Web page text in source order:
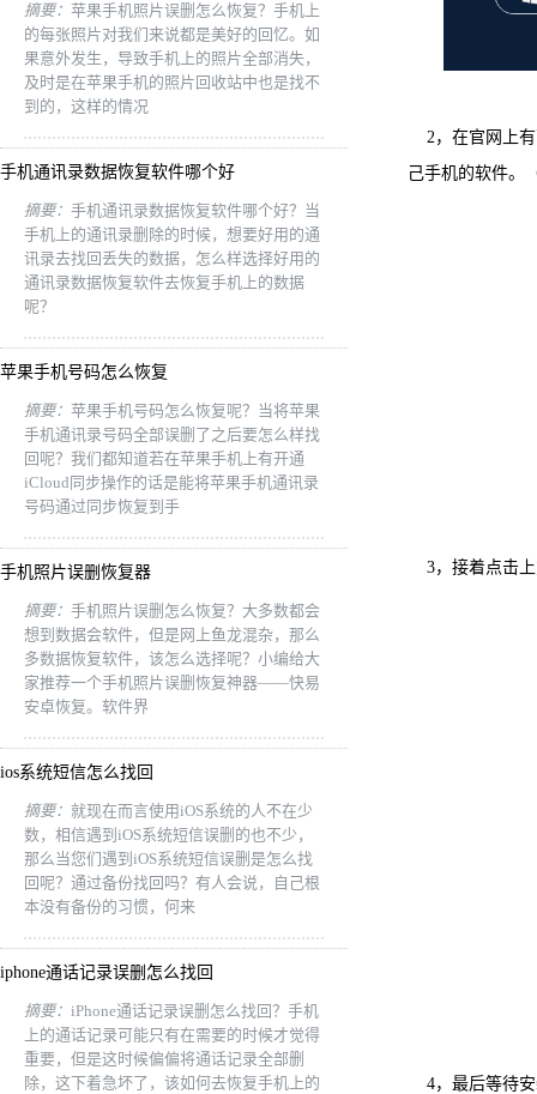
摘要： 苹果手机照片误删怎么恢复？手机上
的每张照片对我们来说都是美好的回忆。如
果意外发生，导致手机上的照片全部消失，
及时是在苹果手机的照片回收站中也是找不
到的，这样的情况
手机通讯录数据恢复软件哪个好
摘要： 手机通讯录数据恢复软件哪个好？当
手机上的通讯录删除的时候，想要好用的通
讯录去找回丢失的数据，怎么样选择好用的
通讯录数据恢复软件去恢复手机上的数据
呢？
苹果手机号码怎么恢复
摘要： 苹果手机号码怎么恢复呢？当将苹果
手机通讯录号码全部误删了之后要怎么样找
回呢？我们都知道若在苹果手机上有开通
iCloud同步操作的话是能将苹果手机通讯录
号码通过同步恢复到手
手机照片误删恢复器
摘要： 手机照片误删怎么恢复？大多数都会
想到数据会软件，但是网上鱼龙混杂，那么
多数据恢复软件，该怎么选择呢？小编给大
家推荐一个手机照片误删恢复神器——快易
安卓恢复。软件界
ios系统短信怎么找回
摘要： 就现在而言使用iOS系统的人不在少
数，相信遇到iOS系统短信误删的也不少，
那么当您们遇到iOS系统短信误删是怎么找
回呢？通过备份找回吗？有人会说，自己根
本没有备份的习惯，何来
iphone通话记录误删怎么找回
摘要： iPhone通话记录误删怎么找回？手机
上的通话记录可能只有在需要的时候才觉得
重要，但是这时候偏偏将通话记录全部删
除，这下着急坏了，该如何去恢复手机上的
2，在官网上有
己手机的软件。
3，接着点击上
4，最后等待安